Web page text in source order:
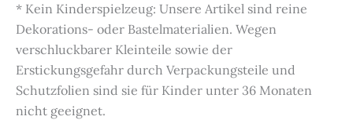
* Kein Kinderspielzeug: Unsere Artikel sind reine
Dekorations- oder Bastelmaterialien. Wegen
verschluckbarer Kleinteile sowie der
Erstickungsgefahr durch Verpackungsteile und
Schutzfolien sind sie für Kinder unter 36 Monaten
nicht geeignet.